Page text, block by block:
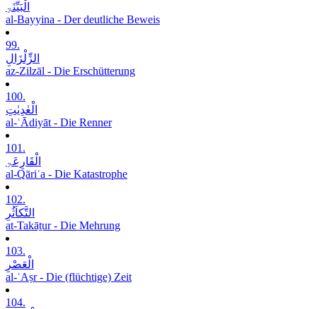
الْبَیِّنَۃِ
al-Bayyina - Der deutliche Beweis
99.
الزِّلْزَالِ
az-Zilzāl - Die Erschütterung
100.
الْعٰدِیٰتِ
al-ʿĀdiyāt - Die Renner
101.
الْقَارِعَۃِ
al-Qāriʿa - Die Katastrophe
102.
التَّکاَثُرِ
at-Takāṯur - Die Mehrung
103.
الْعَصْرِ
al-ʿAṣr - Die (flüchtige) Zeit
104.